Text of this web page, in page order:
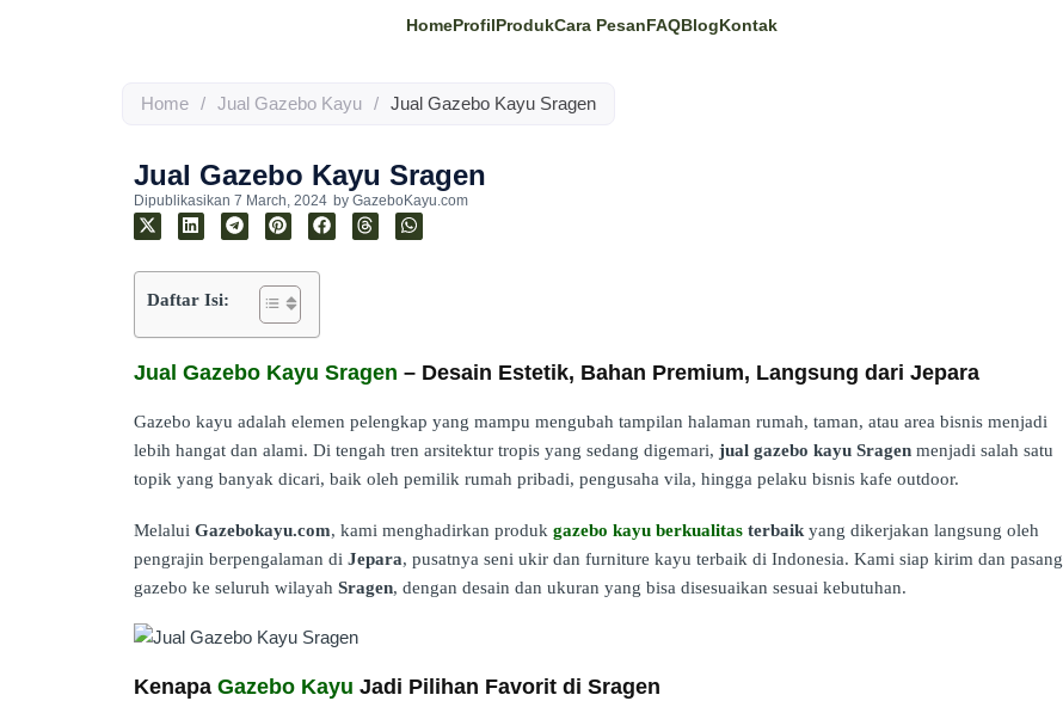
HomeProfilProdukCara PesanFAQBlogKontak
Home / Jual Gazebo Kayu / Jual Gazebo Kayu Sragen
Jual Gazebo Kayu Sragen
Dipublikasikan 7 March, 2024 by GazeboKayu.com
Daftar Isi:
Jual Gazebo Kayu Sragen – Desain Estetik, Bahan Premium, Langsung dari Jepara
Gazebo kayu adalah elemen pelengkap yang mampu mengubah tampilan halaman rumah, taman, atau area bisnis menjadi
lebih hangat dan alami. Di tengah tren arsitektur tropis yang sedang digemari, jual gazebo kayu Sragen menjadi salah satu
topik yang banyak dicari, baik oleh pemilik rumah pribadi, pengusaha vila, hingga pelaku bisnis kafe outdoor.
Melalui Gazebokayu.com, kami menghadirkan produk gazebo kayu berkualitas terbaik yang dikerjakan langsung oleh
pengrajin berpengalaman di Jepara, pusatnya seni ukir dan furniture kayu terbaik di Indonesia. Kami siap kirim dan pasang
gazebo ke seluruh wilayah Sragen, dengan desain dan ukuran yang bisa disesuaikan sesuai kebutuhan.
Kenapa Gazebo Kayu Jadi Pilihan Favorit di Sragen